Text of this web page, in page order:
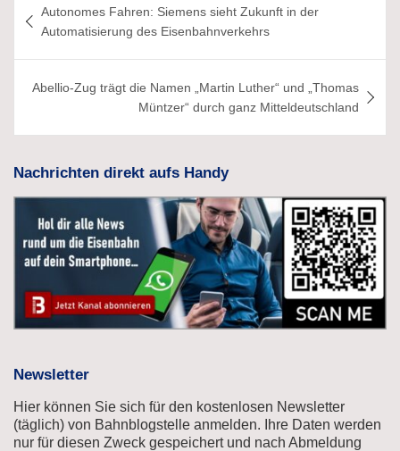
Autonomes Fahren: Siemens sieht Zukunft in der
Automatisierung des Eisenbahnverkehrs
Abellio-Zug trägt die Namen „Martin Luther“ und „Thomas
Müntzer“ durch ganz Mitteldeutschland
Nachrichten direkt aufs Handy
Newsletter
Hier können Sie sich für den kostenlosen Newsletter
(täglich) von Bahnblogstelle anmelden. Ihre Daten werden
nur für diesen Zweck gespeichert und nach Abmeldung